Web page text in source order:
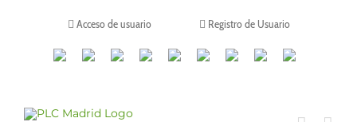
Acceso de usuario Registro de Usuario
CanalesLinkedinYoutubeTiktokFacebookInstagram
X TwitchContacto